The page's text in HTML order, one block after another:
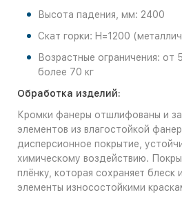
Высота падения, мм: 2400
Скат горки: H=1200
Возрастные ограничения: от
более 70 кг
Обработка изделий:
Кромки фанеры отшлифованы и
элементов из влагостойкой
дисперсионное покрытие,
химическому воздействию.
плёнку, которая сохраняет блеск
элементы износостойкими